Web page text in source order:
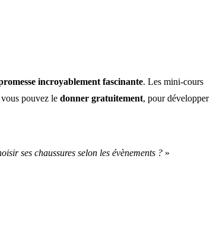
incroyablement fascinante. Les mini-cours
pouvez le donner gratuitement, pour développer
ses chaussures selon les évènements ? »